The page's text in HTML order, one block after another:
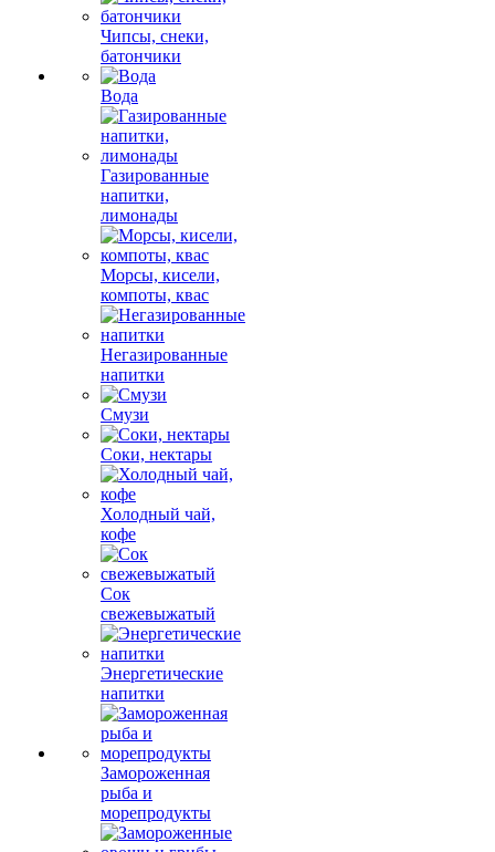
Чипсы, снеки,
батончики
Вода
Газированные
напитки,
лимонады
Морсы, кисели,
компоты, квас
Негазированные
напитки
Смузи
Соки, нектары
Холодный чай,
кофе
Сок
свежевыжатый
Энергетические
напитки
Замороженная
рыба и
морепродукты